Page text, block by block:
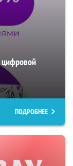
цифровой
ПОДРОБНЕЕ